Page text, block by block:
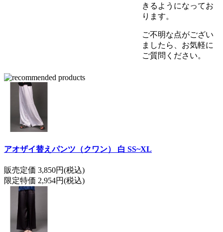
きるようになってお
ります。
ご不明な点がござい
ましたら、お気軽に
ご質問ください。
アオザイ替えパンツ（クワン） 白 SS~XL
販売定価 3,850円(税込)
限定特価 2,954円(税込)